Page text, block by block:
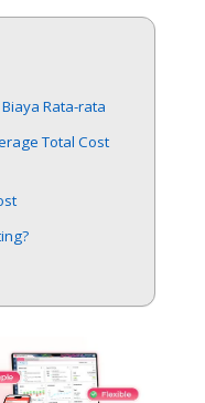
Rata-rata
Total Cost